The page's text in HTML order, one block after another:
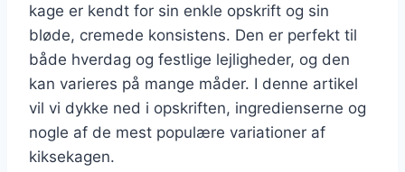
kage er kendt for sin enkle opskrift og sin
bløde, cremede konsistens. Den er perfekt til
både hverdag og festlige lejligheder, og den
kan varieres på mange måder. I denne artikel
vil vi dykke ned i opskriften, ingredienserne og
nogle af de mest populære variationer af
kiksekagen.